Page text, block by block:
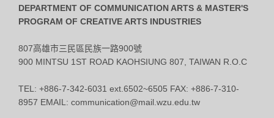
DEPARTMENT OF COMMUNICATION ARTS & MASTER'S
PROGRAM OF CREATIVE ARTS INDUSTRIES
807高雄市三民區民族一路900號
900 MINTSU 1ST ROAD KAOHSIUNG 807, TAIWAN R.O.C
TEL: +886-7-342-6031 ext.6502~6505 FAX: +886-7-310-
8957 EMAIL: communication@mail.wzu.edu.tw